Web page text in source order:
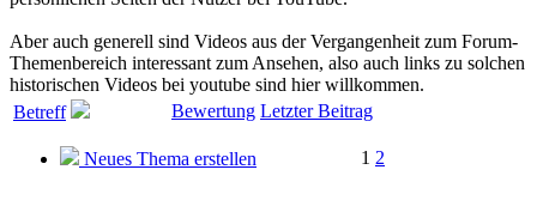
Aber auch generell sind Videos aus der Vergangenheit zum Forum-
Themenbereich interessant zum Ansehen, also auch links zu solchen
historischen Videos bei youtube sind hier willkommen.
Betreff
Bewertung Letzter Beitrag
Neues Thema erstellen 1 2